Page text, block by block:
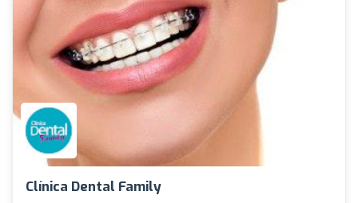
Clínica Dental Family